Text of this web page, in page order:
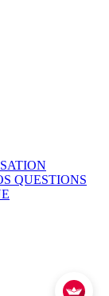
QUESTIONS